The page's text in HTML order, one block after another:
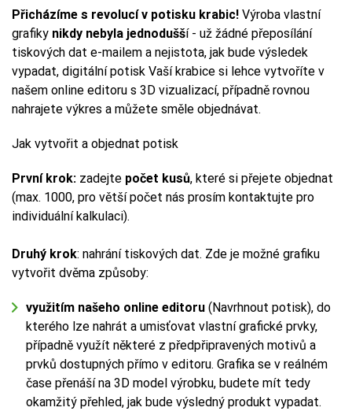
Přicházíme s revolucí v potisku krabic! Výroba vlastní
grafiky nikdy nebyla jednodušší - už žádné přeposílání
tiskových dat e-mailem a nejistota, jak bude výsledek
vypadat, digitální potisk Vaší krabice si lehce vytvoříte v
našem online editoru s 3D vizualizací, případně rovnou
nahrajete výkres a můžete směle objednávat.
Jak vytvořit a objednat potisk
První krok: zadejte počet kusů, které si přejete objednat
(max. 1000, pro větší počet nás prosím kontaktujte pro
individuální kalkulaci).
Druhý krok: nahrání tiskových dat. Zde je možné grafiku
vytvořit dvěma způsoby:
využitím našeho online editoru (Navrhnout potisk), do
kterého lze nahrát a umisťovat vlastní grafické prvky,
případně využít některé z předpřipravených motivů a
prvků dostupných přímo v editoru. Grafika se v reálném
čase přenáší na 3D model výrobku, budete mít tedy
okamžitý přehled, jak bude výsledný produkt vypadat.